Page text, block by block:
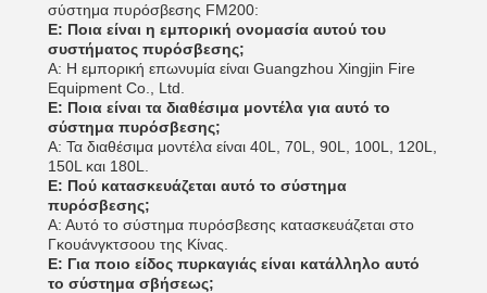
σύστημα πυρόσβεσης FM200:
Ε: Ποια είναι η εμπορική ονομασία αυτού του
συστήματος πυρόσβεσης;
Α: Η εμπορική επωνυμία είναι Guangzhou Xingjin Fire
Equipment Co., Ltd.
Ε: Ποια είναι τα διαθέσιμα μοντέλα για αυτό το
σύστημα πυρόσβεσης;
Α: Τα διαθέσιμα μοντέλα είναι 40L, 70L, 90L, 100L, 120L,
150L και 180L.
Ε: Πού κατασκευάζεται αυτό το σύστημα
πυρόσβεσης;
Α: Αυτό το σύστημα πυρόσβεσης κατασκευάζεται στο
Γκουάνγκτσοου της Κίνας.
Ε: Για ποιο είδος πυρκαγιάς είναι κατάλληλο αυτό
το σύστημα σβήσεως;